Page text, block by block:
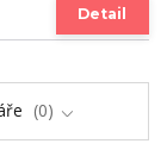
Detail
0